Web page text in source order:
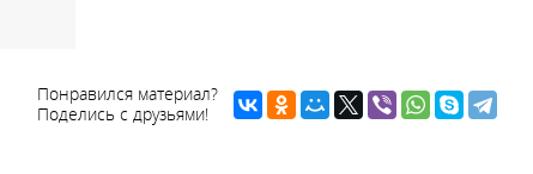
Понравился материал?
Поделись с друзьями!